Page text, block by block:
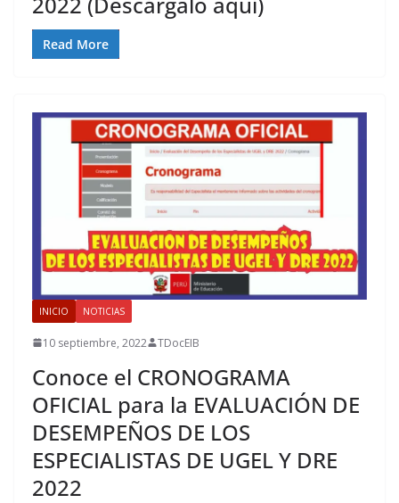
Read More
INICIO NOTICIAS
10 septiembre, 2022 TDocEIB
Conoce el CRONOGRAMA
OFICIAL para la EVALUACIÓN DE
DESEMPEÑOS DE LOS
ESPECIALISTAS DE UGEL Y DRE
2022